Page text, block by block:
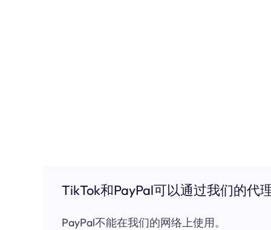
TikTok和PayPal可以通过我们的代
PayPal不能在我们的网络上使用。